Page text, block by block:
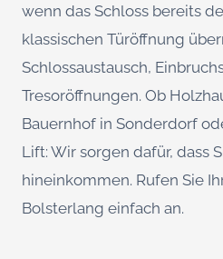
wenn das Schloss bereits
klassischen Türöffnung
Schlossaustausch,
Tresoröffnungen. Ob
Bauernhof in Sonderdorf
Lift: Wir sorgen dafür, dass
hineinkommen. Rufen Sie
Bolsterlang einfach an.